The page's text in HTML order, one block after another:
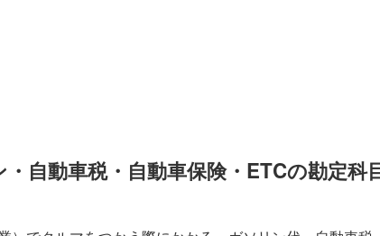
自動車税・自動車保険・ETCの勘定科